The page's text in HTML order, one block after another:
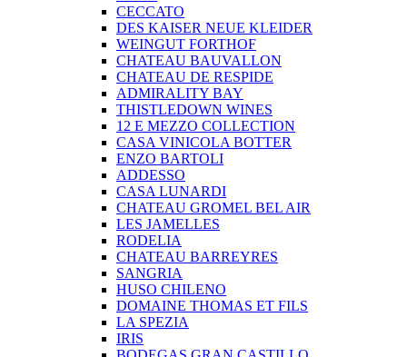
CECCATO
DES KAISER NEUE KLEIDER
WEINGUT FORTHOF
CHATEAU BAUVALLON
CHATEAU DE RESPIDE
ADMIRALITY BAY
THISTLEDOWN WINES
12 E MEZZO COLLECTION
CASA VINICOLA BOTTER
ENZO BARTOLI
ADDESSO
CASA LUNARDI
CHATEAU GROMEL BEL AIR
LES JAMELLES
RODELIA
CHATEAU BARREYRES
SANGRIA
HUSO CHILENO
DOMAINE THOMAS ET FILS
LA SPEZIA
IRIS